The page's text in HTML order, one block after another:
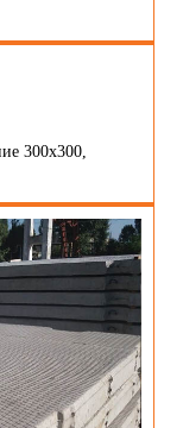
300x300,